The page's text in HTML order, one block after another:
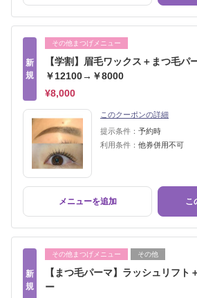
新
規
その他まつげメニュー
【学割】眉毛ワックス＋まつ毛パ
￥12100→￥8000
¥8,000
このクーポンの詳細
提示条件： 予約時
利用条件： 他券併用不可
メニューを追加 こ
新
規
その他まつげメニュー その他
【まつ毛パーマ】ラッシュリフト
ー